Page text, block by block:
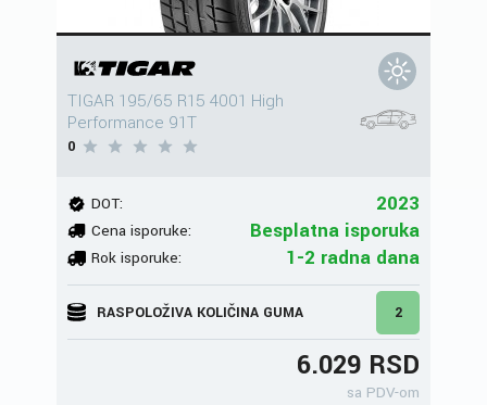
TIGAR 195/65 R15 4001 High
Performance 91T
0
DOT: 2023
Cena isporuke: Besplatna isporuka
Rok isporuke: 1-2 radna dana
RASPOLOŽIVA KOLIČINA GUMA 2
6.029 RSD
sa PDV-om